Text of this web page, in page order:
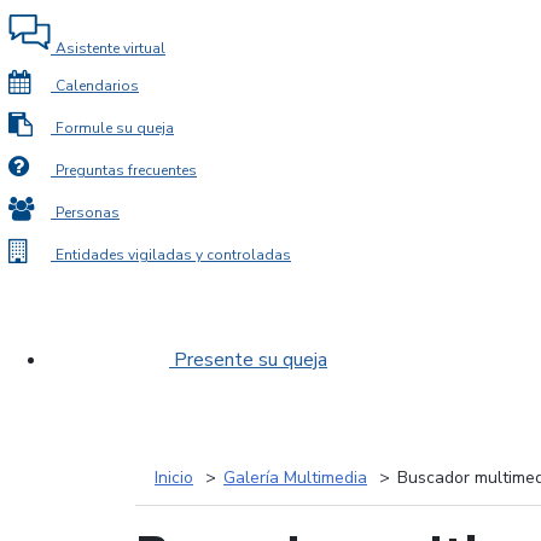
Asistente virtual
Calendarios
Formule su queja
Preguntas frecuentes
Personas
Entidades vigiladas y controladas
Presente su queja
Inicio Galería Multimedia Buscador